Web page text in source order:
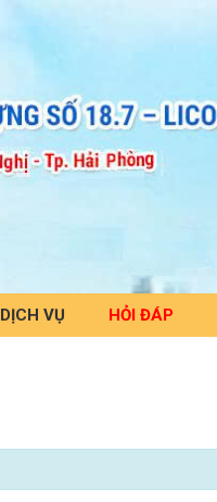
DỊCH VỤ HỎI ĐÁP